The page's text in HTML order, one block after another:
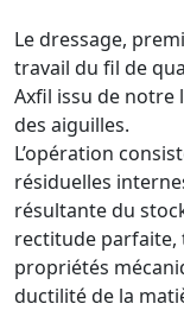
Le dressage,
travail du fil de
Axfil issu de notre
des aiguilles.
L’opération
résiduelles
résultante du
rectitude parfaite,
propriétés
ductilité de la